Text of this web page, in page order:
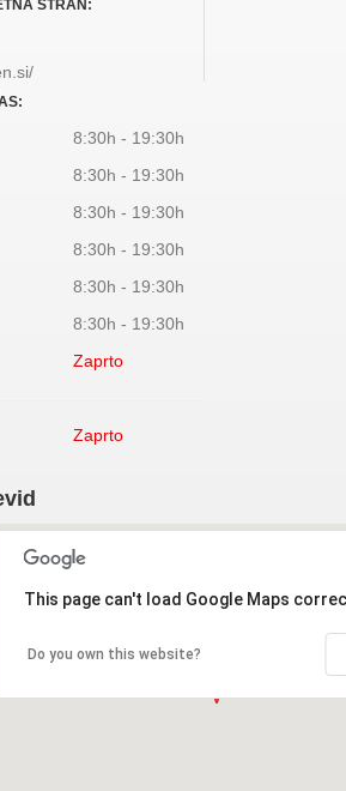
STRAN:
8:30h - 19:30h
8:30h - 19:30h
8:30h - 19:30h
8:30h - 19:30h
8:30h - 19:30h
8:30h - 19:30h
Zaprto
Zaprto
This page can't load Google Maps
Do you own this website?